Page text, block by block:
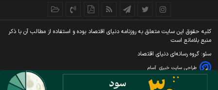
کليه حقوق اين سايت متعلق به روزنامه دنيای اقتصاد بوده و استفاده از مطالب آن با ذکر
منبع بلامانع است
سئو: گروه رسانه‌ای دنیای اقتصاد
طراحی سایت خبری آسام